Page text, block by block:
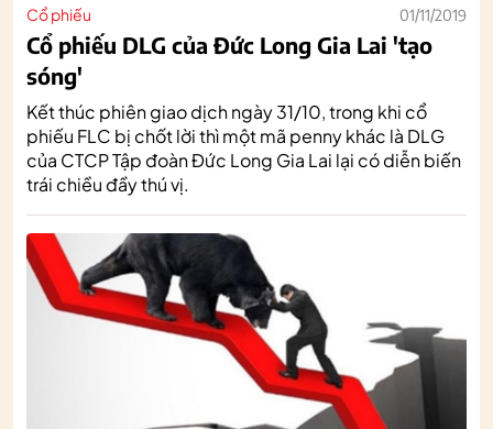
Cổ phiếu 01/11/2019
Cổ phiếu DLG của Đức Long Gia Lai 'tạo
sóng'
Kết thúc phiên giao dịch ngày 31/10, trong khi cổ
phiếu FLC bị chốt lời thì một mã penny khác là DLG
của CTCP Tập đoàn Đức Long Gia Lai lại có diễn biến
trái chiều đầy thú vị.